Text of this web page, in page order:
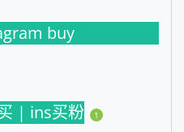
buy
| ins买粉 1